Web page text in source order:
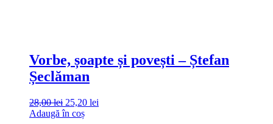
Vorbe, șoapte și povești – Ștefan
Șeclăman
28,00lei 25,20 lei
Adaugă în coș